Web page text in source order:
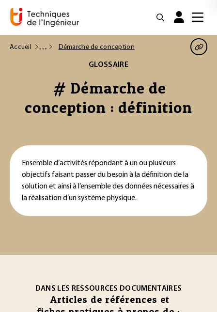
Accueil Démarche de conception
GLOSSAIRE
# Démarche de
conception : définition
Ensemble d’activités répondant à un ou plusieurs
objectifs faisant passer du besoin à la définition de la
solution et ainsi à l’ensemble des données nécessaires à
la réalisation d’un système physique.
DANS LES RESSOURCES DOCUMENTAIRES
Articles de références et